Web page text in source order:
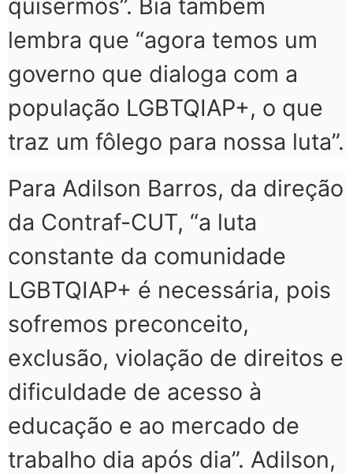
quisermos”. Bia também
lembra que “agora temos um
governo que dialoga com a
população LGBTQIAP+, o que
traz um fôlego para nossa luta”.
Para Adilson Barros, da direção
da Contraf-CUT, “a luta
constante da comunidade
LGBTQIAP+ é necessária, pois
sofremos preconceito,
exclusão, violação de direitos e
dificuldade de acesso à
educação e ao mercado de
trabalho dia após dia”. Adilson,